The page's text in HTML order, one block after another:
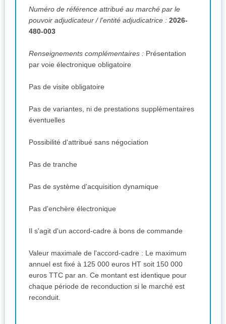
Numéro de référence attribué au marché par le
pouvoir adjudicateur / l'entité adjudicatrice : 2026-
480-003
Renseignements complémentaires : Présentation
par voie électronique obligatoire
Pas de visite obligatoire
Pas de variantes, ni de prestations supplémentaires
éventuelles
Possibilité d'attribué sans négociation
Pas de tranche
Pas de système d'acquisition dynamique
Pas d'enchère électronique
Il s'agit d'un accord-cadre à bons de commande
Valeur maximale de l'accord-cadre : Le maximum
annuel est fixé à 125 000 euros HT soit 150 000
euros TTC par an. Ce montant est identique pour
chaque période de reconduction si le marché est
reconduit.